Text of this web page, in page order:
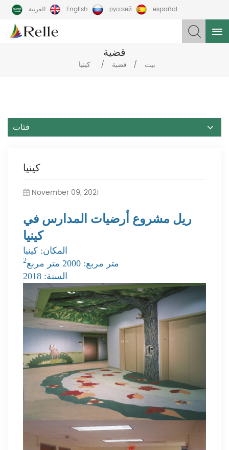
العربية English русский español
قضية
بيت / قضية / كينيا
فئات
كينيا
November 09, 2021
ريل مشروع أرضيات المدارس في
كينيا
المكان: كينيا
متر مربع: 2000 متر مربع
2
السنة: 2018